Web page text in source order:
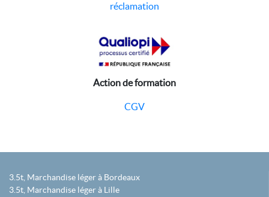
réclamation
Action de formation
CGV
3.5t, Marchandise léger à Bordeaux
3.5t, Marchandise léger à Lille